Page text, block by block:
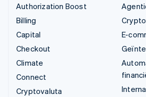
Authorization Boost
Billing
Capital
Checkout
Climate
Connect
Cryptovaluta
E-